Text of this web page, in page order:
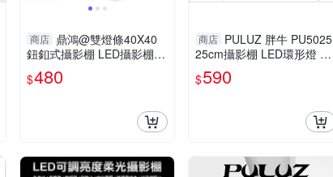
商店 鼎鴻@雙燈條40X40
鈕釦式攝影棚 LED攝影棚
折疊式柔光箱 攝影燈箱 拍
攝柔光箱 柔光棚
$480
商店 PULUZ 胖牛 PU5025
25cm攝影棚 LED環形燈 12
色背板 可調色溫 可折疊
$590